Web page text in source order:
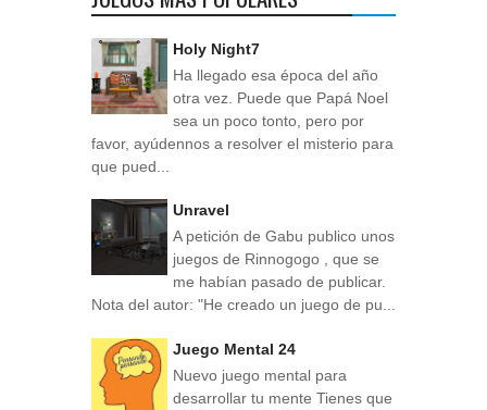
Holy Night7
Ha llegado esa época del año
otra vez. Puede que Papá Noel
sea un poco tonto, pero por
favor, ayúdennos a resolver el misterio para
que pued...
Unravel
A petición de Gabu publico unos
juegos de Rinnogogo , que se
me habían pasado de publicar.
Nota del autor: "He creado un juego de pu...
Juego Mental 24
Nuevo juego mental para
desarrollar tu mente Tienes que